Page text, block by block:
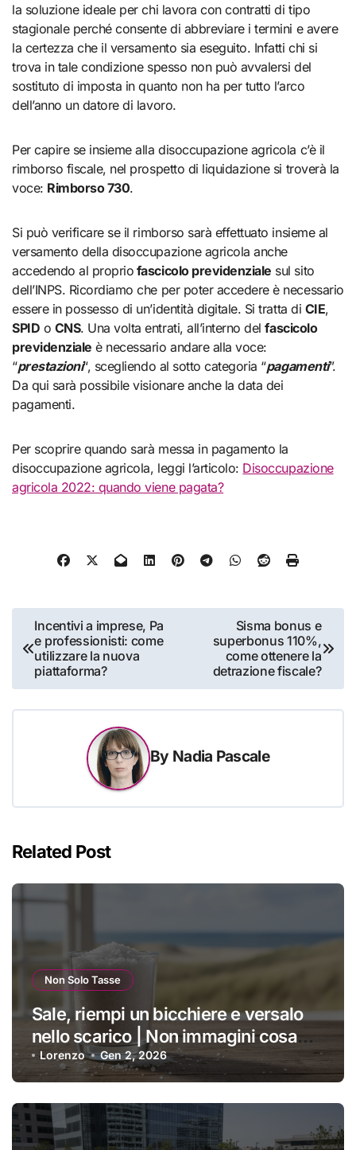
la soluzione ideale per chi lavora con contratti di tipo
stagionale perché consente di abbreviare i termini e avere
la certezza che il versamento sia eseguito. Infatti chi si
trova in tale condizione spesso non può avvalersi del
sostituto di imposta in quanto non ha per tutto l’arco
dell’anno un datore di lavoro.
Per capire se insieme alla disoccupazione agricola c’è il
rimborso fiscale, nel prospetto di liquidazione si troverà la
voce: Rimborso 730.
Si può verificare se il rimborso sarà effettuato insieme al
versamento della disoccupazione agricola anche
accedendo al proprio fascicolo previdenziale sul sito
dell’INPS. Ricordiamo che per poter accedere è necessario
essere in possesso di un’identità digitale. Si tratta di CIE,
SPID o CNS. Una volta entrati, all’interno delfascicolo
previdenziale è necessario andare alla voce:
“prestazioni“, scegliendo al sotto categoria “pagamenti”.
Da qui sarà possibile visionare anche la data dei
pagamenti.
Per scoprire quando sarà messa in pagamento la
disoccupazione agricola, leggi l’articolo: Disoccupazione
agricola 2022: quando viene pagata?
Navigazione
articoli
Incentivi a imprese, Pa
e professionisti: come
utilizzare la nuova
piattaforma?
Sisma bonus e
superbonus 110%,
come ottenere la
detrazione fiscale?
By Nadia Pascale
Related Post
Non Solo Tasse
Sale, riempi un bicchiere e versalo
nello scarico | Non immagini cosa
succede: sappi solo che rimarrai di
stucco
Lorenzo Gen 2, 2026